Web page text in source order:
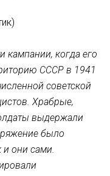
кампании, когда его
СССР в 1941
советской
Храбрые,
выдержали
было
они сами.